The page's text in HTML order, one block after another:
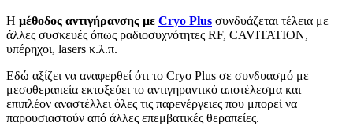
Η μέθοδος αντιγήρανσης με Cryo Plus συνδυάζεται τέλεια με
άλλες συσκευές όπως ραδιοσυχνότητες RF, CAVITATION,
υπέρηχοι, lasers κ.λ.π.
Εδώ αξίζει να αναφερθεί ότι το Cryo Plus σε συνδυασμό με
μεσοθεραπεία εκτοξεύει το αντιγηραντικό αποτέλεσμα και
επιπλέον αναστέλλει όλες τις παρενέργειες που μπορεί να
παρουσιαστούν από άλλες επεμβατικές θεραπείες.